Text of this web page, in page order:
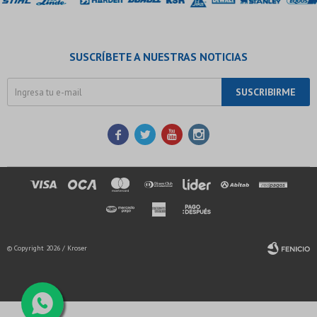
SUSCRÍBETE A NUESTRAS NOTICIAS
SUSCRIBIRME
   
© Copyright 2026 / Kroser